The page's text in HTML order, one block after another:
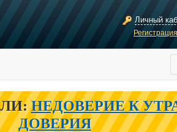
Личный
НЕДОВЕРИЕ К
ДОВЕРИЯ